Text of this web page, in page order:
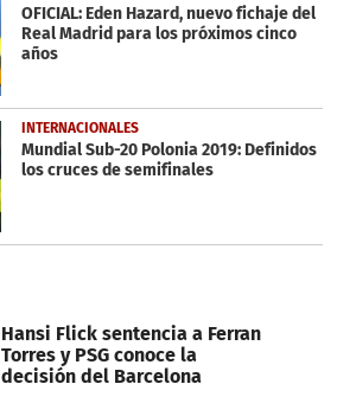
OFICIAL: Eden Hazard, nuevo fichaje del
Real Madrid para los próximos cinco
años
INTERNACIONALES
Mundial Sub-20 Polonia 2019: Definidos
los cruces de semifinales
Hansi Flick sentencia a Ferran
Torres y PSG conoce la
decisión del Barcelona